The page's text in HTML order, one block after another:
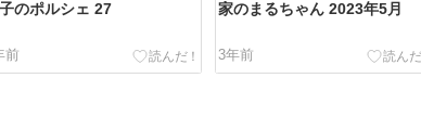
のポルシェ 27
前
家のまるちゃん 2023年5月
3年前